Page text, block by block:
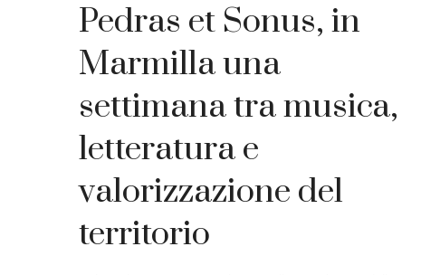
Pedras et Sonus, in
Marmilla una
settimana tra musica,
letteratura e
valorizzazione del
territorio